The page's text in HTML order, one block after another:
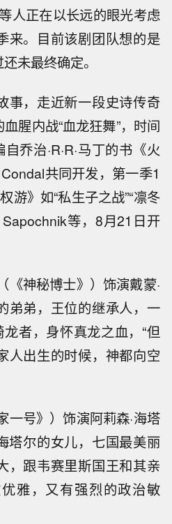
人正在以长远的眼光考虑
来。目前该剧团队想的是
未最终确定。
事，走近新一段史诗传奇
腥内战“血龙狂舞”，时间
乔治·R·R·马丁的书《火
共同开发，第一季1
游》如“私生子之战”“凛冬
等，8月21日开
《神秘博士》）饰演戴蒙·
弟弟，王位的继承人，一
者，身怀真龙之血，“但
人出生的时候，神都向空
一号》）饰演阿莉森·海塔
塔尔的女儿，七国最美丽
，跟韦赛里斯国王和其亲
雅，又有强烈的政治敏